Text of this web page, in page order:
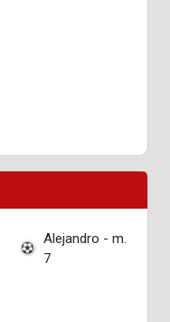
Alejandro - m.
7